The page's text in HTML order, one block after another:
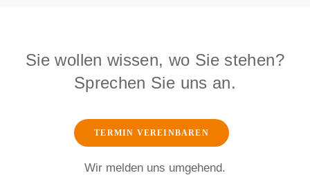
Sie wollen wissen, wo Sie stehen?
Sprechen Sie uns an.
TERMIN VEREINBAREN
Wir melden uns umgehend.